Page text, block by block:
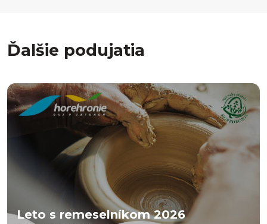
Ďalšie podujatia
Leto s remeselníkom 2026